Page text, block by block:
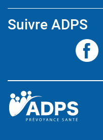
Suivre ADPS